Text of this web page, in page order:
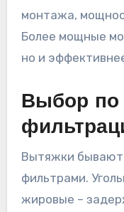
монтажа,
Более мощные
но и
Выбор по
Вытяжки бывают
фильтрами.
жировые –